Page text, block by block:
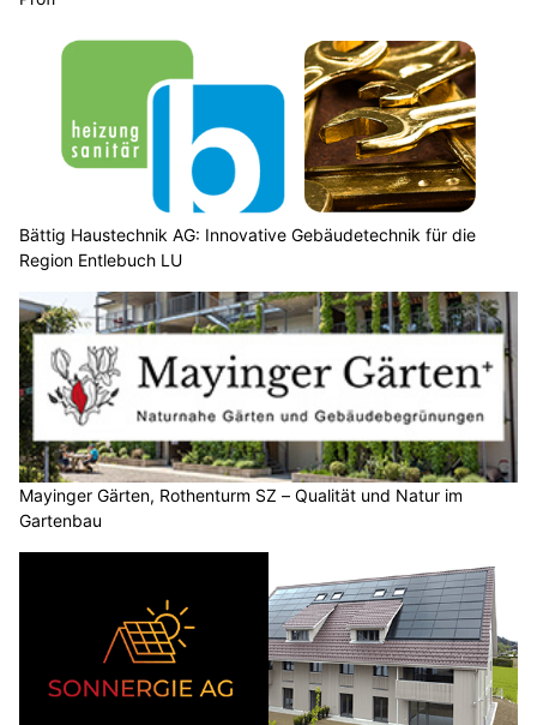
Bättig Haustechnik AG: Innovative Gebäudetechnik für die
Region Entlebuch LU
Mayinger Gärten, Rothenturm SZ – Qualität und Natur im
Gartenbau